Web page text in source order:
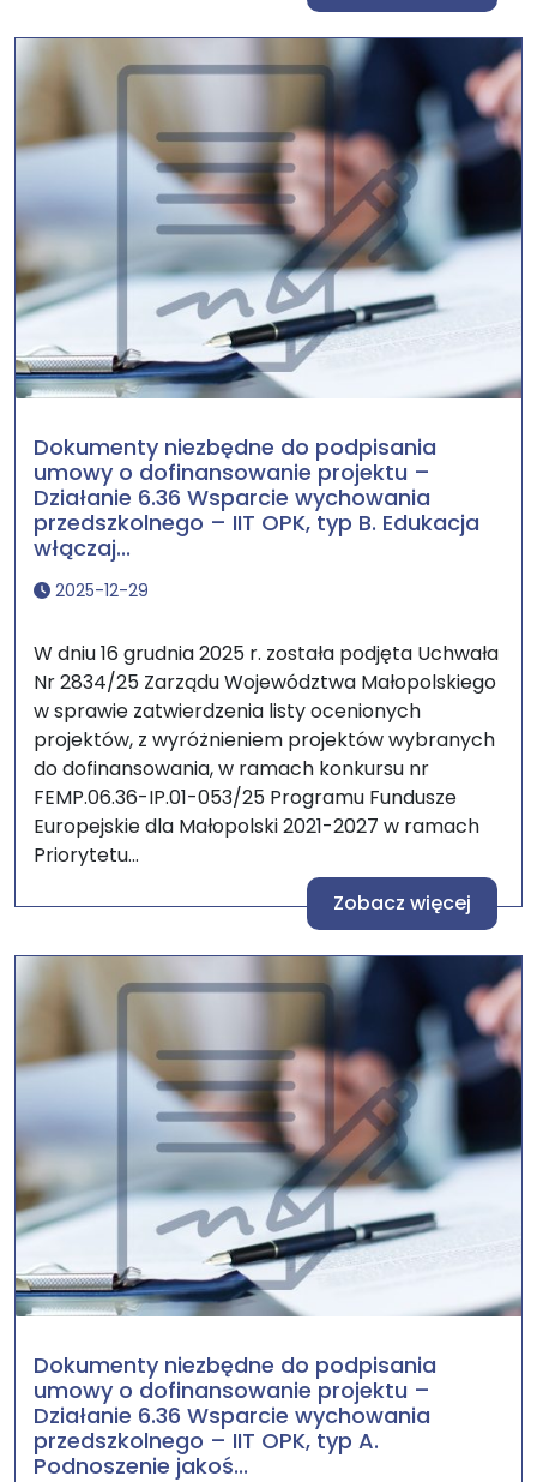
Dokumenty niezbędne do podpisania
umowy o dofinansowanie projektu –
Działanie 6.36 Wsparcie wychowania
przedszkolnego – IIT OPK, typ B. Edukacja
włączaj...
2025-12-29
W dniu 16 grudnia 2025 r. została podjęta Uchwała
Nr 2834/25 Zarządu Województwa Małopolskiego
w sprawie zatwierdzenia listy ocenionych
projektów, z wyróżnieniem projektów wybranych
do dofinansowania, w ramach konkursu nr
FEMP.06.36-IP.01-053/25 Programu Fundusze
Europejskie dla Małopolski 2021-2027 w ramach
Priorytetu...
Zobacz więcej
Dokumenty niezbędne do podpisania
umowy o dofinansowanie projektu –
Działanie 6.36 Wsparcie wychowania
przedszkolnego – IIT OPK, typ A.
Podnoszenie jakoś...